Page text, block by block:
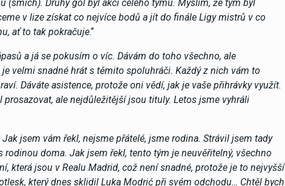
Druhý gól byl akcí celého týmu. Myslím, že tým byl
v lize získat co nejvíce bodů a jít do finále Ligy mistrů v co
ať to tak pokračuje.“
a já se pokusím o víc. Dávám do toho všechno, ale
velmi snadné hrát s těmito spoluhráči. Každý z nich vám to
Dáváte asistence, protože oni vědí, jak je vaše přihrávky využít.
ale nejdůležitější jsou tituly. Letos jsme vyhráli
jsem vám řekl, nejsme přátelé, jsme rodina. Strávil jsem tady
doma. Jak jsem řekl, tento tým je neuvěřitelný, všechno
která jsou v Realu Madrid, což není snadné, protože je to nejvyšší
který dnes sklidil Luka Modrić při svém odchodu… Chtěl bych